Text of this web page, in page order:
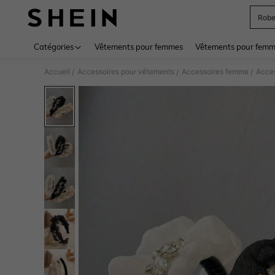
Robe
Catégories Vêtements pour femmes Vêtements pour
Accueil / Accessoires pour vêtements / Accessoires femme /